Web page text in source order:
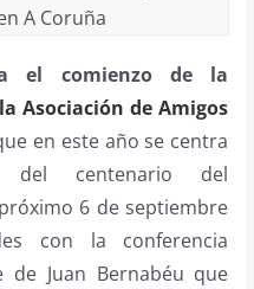
A Coruña
el comienzo de la
Asociación de Amigos
en este año se centra
del centenario del
6 de septiembre
con la conferencia
Juan Bernabéu que